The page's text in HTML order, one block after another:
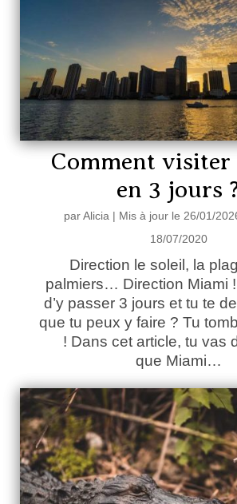
Comment
en 3 jours
parAlicia | Mis à jour le 26/01/
18/07/2020
Direction le soleil, la
palmiers… Direction Miami
d’y passer 3 jours et tu te
que tu peux y faire ? Tu
! Dans cet article, tu vas
que Miami…